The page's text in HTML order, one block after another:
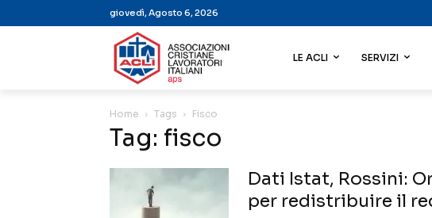
giovedì, Agosto 6, 2026
LE ACLI SERVIZI
Home Tags Fisco
Tag: fisco
Dati Istat, Rossini:
per redistribuire il